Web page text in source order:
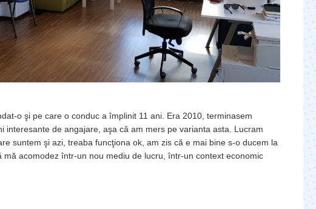
o şi pe care o conduc a împlinit 11 ani. Era 2010, terminasem
interesante de angajare, aşa că am mers pe varianta asta. Lucram
suntem şi azi, treaba funcţiona ok, am zis că e mai bine s-o ducem la
mă acomodez într-un nou mediu de lucru, într-un context economic